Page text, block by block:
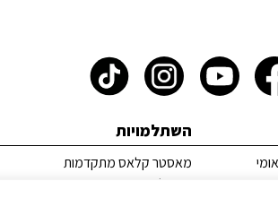
השתלמויות
מאסטר קלאס מתקדמות
השתלמויות מקצועיות